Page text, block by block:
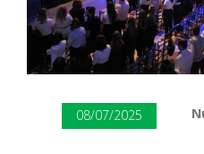
08/07/2025